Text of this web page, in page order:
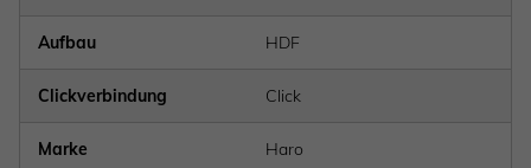
Aufbau HDF
Clickverbindung Click
Marke Haro